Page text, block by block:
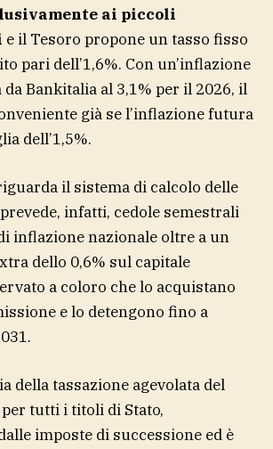
ai piccoli
e il Tesoro propone un tasso fisso
pari dell’1,6%. Con un’inflazione
Bankitalia al 3,1% per il 2026, il
già se l’inflazione futura
dell’1,5%.
il sistema di calcolo delle
infatti, cedole semestrali
inflazione nazionale oltre a un
dello 0,6% sul capitale
a coloro che lo acquistano
e lo detengono fino a
della tassazione agevolata del
tutti i titoli di Stato,
imposte di successione ed è